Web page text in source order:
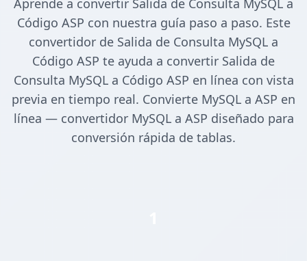
Aprende a convertir Salida de Consulta MySQL a
Código ASP con nuestra guía paso a paso. Este
convertidor de Salida de Consulta MySQL a
Código ASP te ayuda a convertir Salida de
Consulta MySQL a Código ASP en línea con vista
previa en tiempo real. Convierte MySQL a ASP en
línea — convertidor MySQL a ASP diseñado para
conversión rápida de tablas.